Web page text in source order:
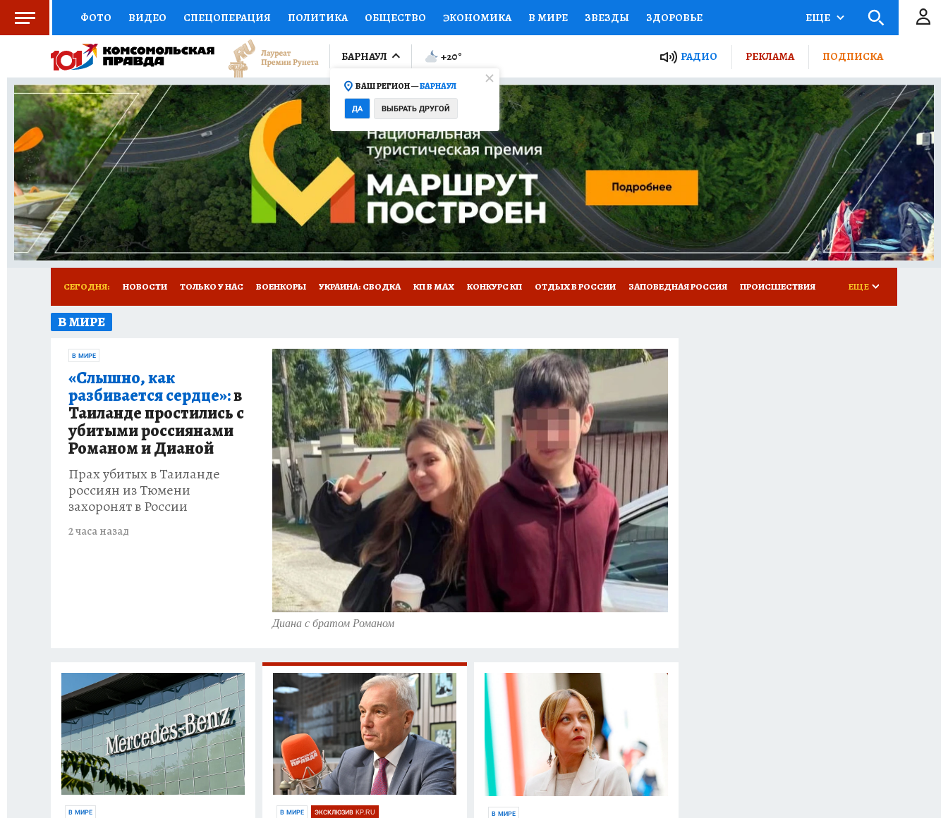
ФОТО ВИДЕО СПЕЦОПЕРАЦИЯ ПОЛИТИКА ОБЩЕСТВО ЭКОНОМИКА В МИРЕ ЗВЕЗДЫ ЗДОРОВЬЕ
СОЦПОДДЕРЖКА НАУКА СПОРТ КОЛУМНИСТЫ ПРОИСШЕСТВИЯ НАЦИОНАЛЬНЫЕ ПРОЕКТЫ РОССИИ
ВЫБОР ЭКСПЕРТОВ ДОКТОР ФИНАНСЫ ОТКРЫВАЕМ МИР Я ЗНАЮ СЕМЬЯ ЖЕНСКИЕ СЕКРЕТЫ ПУТЕВОДИТЕЛЬ
КНИЖНАЯ ПОЛКА ПРОГНОЗЫ НА СПОРТ ПРОМОКОДЫ СЕРИАЛЫ СПЕЦПРОЕКТЫ ДЕФИЦИТ ЖЕЛЕЗА ТУРИЗМ
ПРЕСС-ЦЕНТР НЕДВИЖИМОСТЬ ТЕЛЕВИЗОР КОЛЛЕКЦИИ КОНКУРСЫ РАБОТА У НАС ГИД ПОТРЕБИТЕЛЯ ВСЕ О КП
РАДИО КП РЕКЛАМА ТЕСТЫ НОВОЕ НА САЙТЕ
ЕЩЕ
БАРНАУЛ
ВАШ РЕГИОН —БАРНАУЛ
ДА ВЫБРАТЬ ДРУГОЙ
+20° РАДИО РЕКЛАМА ПОДПИСКА
СЕГОДНЯ: НОВОСТИ ТОЛЬКО У НАС ВОЕНКОРЫ УКРАИНА: СВОДКА КП В МАХ КОНКУРС КП ОТДЫХ В РОССИИ ЗАПОВЕДНАЯ РОССИЯ ПРОИСШЕСТВИЯ ЕЩЕ
В МИРЕ
Диана с братом Романом
В МИРЕ
«Слышно, как
разбивается сердце»:в
Таиланде простились с
убитыми россиянами
Романом и Дианой
Прах убитых в Таиланде
россиян из Тюмени
захоронят в России
2 часа назад
В МИРЕ В МИРЕ ЭКСКЛЮЗИВ KP.RU В МИРЕ